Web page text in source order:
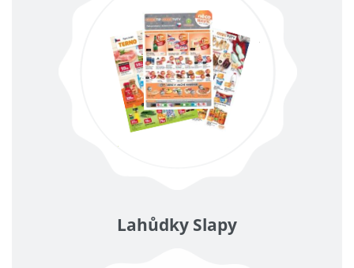
Lahůdky Slapy